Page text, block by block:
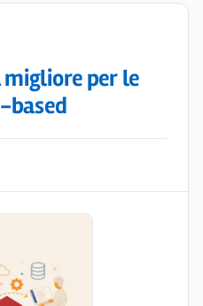
per le
based